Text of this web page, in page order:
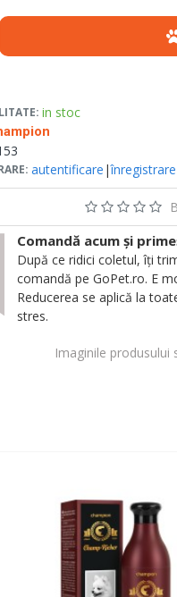
in stoc
autentificare |înregistrare
Imaginile
Comandă acum și
După ce ridici coletul, îți
comandă pe GoPet.ro. E
Reducerea se aplică la
stres.